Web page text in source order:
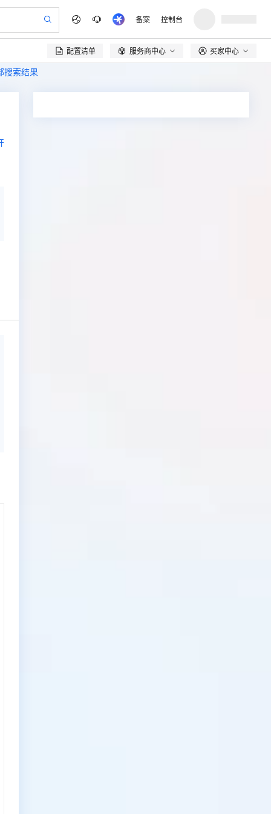
搜索结果
备案 控制台
配置清单  服务商中心 买家中心